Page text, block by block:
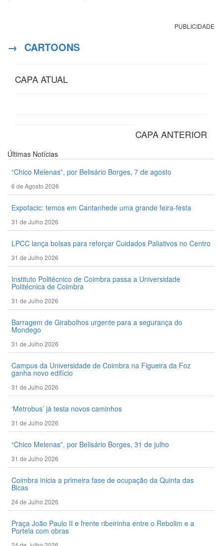
PUBLICIDADE
→ CARTOONS
CAPA ATUAL
CAPA ANTERIOR
Últimas Notícias
“Chico Melenas”, por Belisário Borges, 7 de agosto
6 de Agosto 2026
Expofacic: temos em Cantanhede uma grande feira-festa
31 de Julho 2026
LPCC lança bolsas para reforçar Cuidados Paliativos no Centro
31 de Julho 2026
Instituto Politécnico de Coimbra passa a Universidade
Politécnica de Coimbra
31 de Julho 2026
Barragem de Girabolhos urgente para a segurança do
Mondego
31 de Julho 2026
Campus da Universidade de Coimbra na Figueira da Foz
ganha novo edifício
31 de Julho 2026
‘Metrobus’ já testa novos caminhos
31 de Julho 2026
“Chico Melenas”, por Belisário Borges, 31 de julho
31 de Julho 2026
Coimbra inicia a primeira fase de ocupação da Quinta das
Bicas
24 de Julho 2026
Praça João Paulo II e frente ribeirinha entre o Rebolim e a
Portela com obras